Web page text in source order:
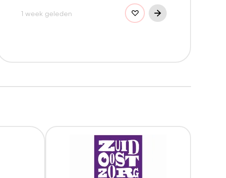
1 week geleden